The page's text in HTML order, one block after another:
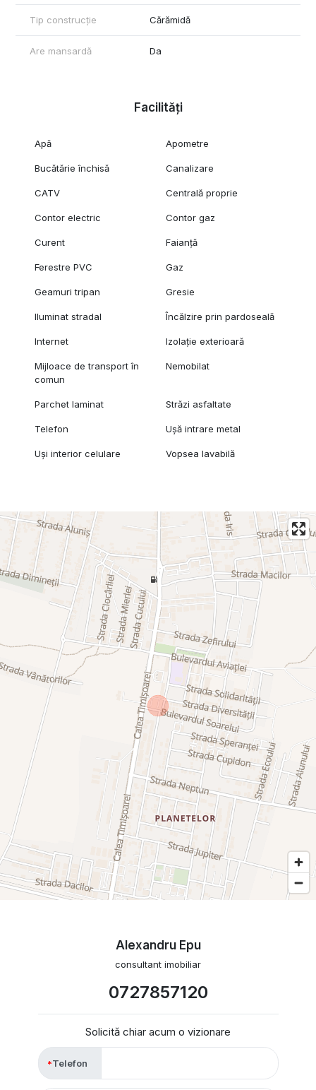
Tip construcție Cărămidă
Are mansardă Da
Facilități
Apă Apometre
Bucătărie închisă Canalizare
CATV Centrală proprie
Contor electric Contor gaz
Curent Faianță
Ferestre PVC Gaz
Geamuri tripan Gresie
Iluminat stradal Încălzire prin pardoseală
Internet Izolație exterioară
Mijloace de transport în
comun
Nemobilat
Parchet laminat Străzi asfaltate
Telefon Ușă intrare metal
Uși interior celulare Vopsea lavabilă
Alexandru Epu
consultant imobiliar
0727857120
Solicită chiar acum o vizionare
Telefon